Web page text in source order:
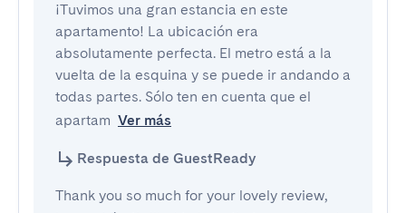
¡Tuvimos una gran estancia en este
apartamento! La ubicación era
absolutamente perfecta. El metro está a la
vuelta de la esquina y se puede ir andando a
todas partes. Sólo ten en cuenta que el
apartam Ver más
Respuesta de GuestReady
Thank you so much for your lovely review,